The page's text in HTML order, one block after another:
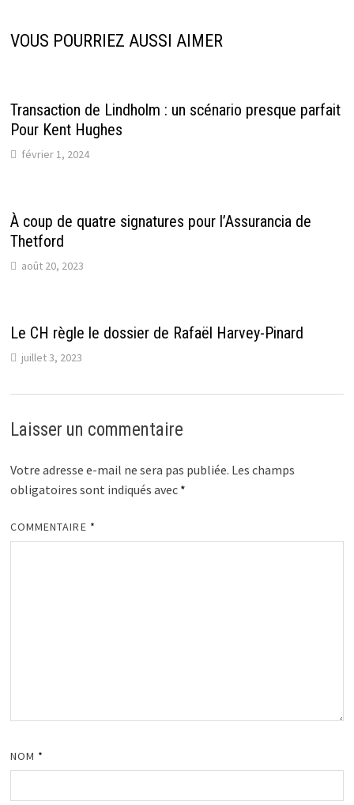
VOUS POURRIEZ AUSSI AIMER
Transaction de Lindholm : un scénario presque parfait
Pour Kent Hughes
février 1, 2024
À coup de quatre signatures pour l’Assurancia de
Thetford
août 20, 2023
Le CH règle le dossier de Rafaël Harvey-Pinard
juillet 3, 2023
Laisser un commentaire
Votre adresse e-mail ne sera pas publiée. Les champs
obligatoires sont indiqués avec *
COMMENTAIRE *
NOM *